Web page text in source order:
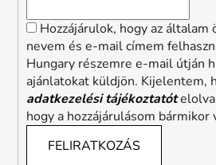
Hozzájárulok, hogy az
nevem és e-mail címem
Hungary részemre e-mail útján
ajánlatokat küldjön. Kijelentem,
adatkezelési tájékoztatót
hogy a hozzájárulásom bármikor
FELIRATKOZÁS